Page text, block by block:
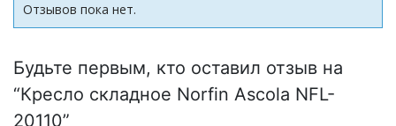
Отзывов пока нет.
Будьте первым, кто оставил отзыв на
“Кресло складное Norfin Ascola NFL-
20110”